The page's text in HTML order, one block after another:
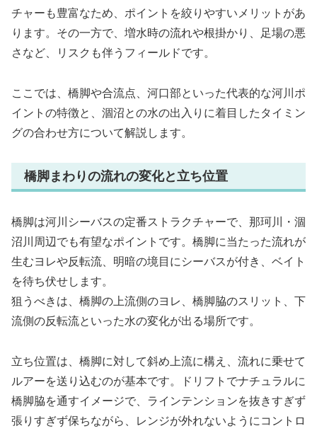
チャーも豊富なため、ポイントを絞りやすいメリットがあ
ります。その一方で、増水時の流れや根掛かり、足場の悪
さなど、リスクも伴うフィールドです。
ここでは、橋脚や合流点、河口部といった代表的な河川ポ
イントの特徴と、涸沼との水の出入りに着目したタイミン
グの合わせ方について解説します。
橋脚まわりの流れの変化と立ち位置
橋脚は河川シーバスの定番ストラクチャーで、那珂川・涸
沼川周辺でも有望なポイントです。橋脚に当たった流れが
生むヨレや反転流、明暗の境目にシーバスが付き、ベイト
を待ち伏せします。
狙うべきは、橋脚の上流側のヨレ、橋脚脇のスリット、下
流側の反転流といった水の変化が出る場所です。
立ち位置は、橋脚に対して斜め上流に構え、流れに乗せて
ルアーを送り込むのが基本です。ドリフトでナチュラルに
橋脚脇を通すイメージで、ラインテンションを抜きすぎず
張りすぎず保ちながら、レンジが外れないようにコントロ